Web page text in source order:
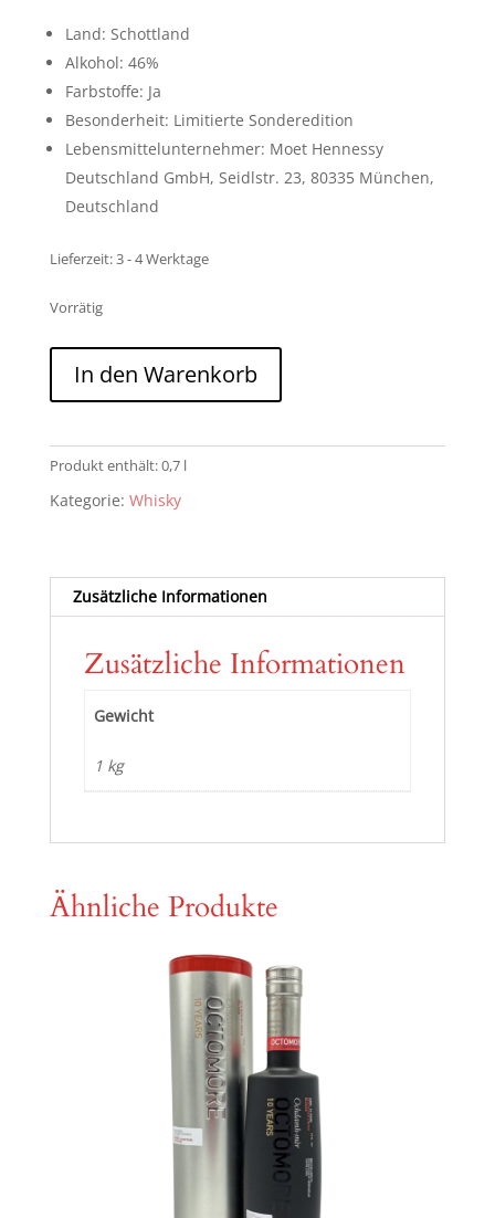
Land: Schottland
Alkohol: 46%
Farbstoffe: Ja
Besonderheit: Limitierte Sonderedition
Lebensmittelunternehmer: Moet Hennessy
Deutschland GmbH, Seidlstr. 23, 80335 München,
Deutschland
Lieferzeit:3 - 4 Werktage
Vorrätig
Palo
Cortado
Jahre
46%
In den Warenkorb
Produkt enthält: 0,7 l
Kategorie: Whisky
Zusätzliche Informationen
Zusätzliche Informationen
Gewicht
1 kg
Ähnliche Produkte